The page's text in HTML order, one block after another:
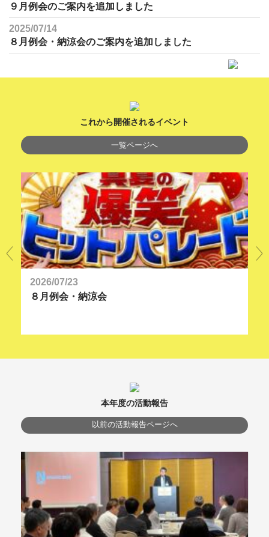
９月例会のご案内を追加しました
2025/07/14
８月例会・納涼会のご案内を追加しました
これから開催されるイベント
一覧ページへ
2026/07/23
８月例会・納涼会
本年度の活動報告
以前の活動報告ページへ